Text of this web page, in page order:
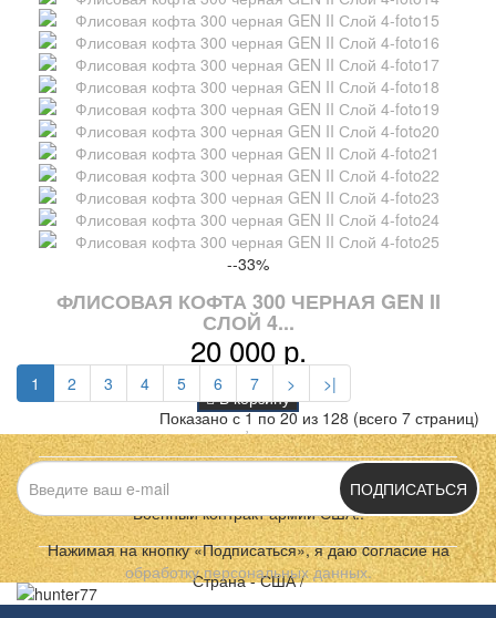
--33%
ФЛИСОВАЯ КОФТА 300 ЧЕРНАЯ GEN II
СЛОЙ 4...
20 000 р.
15 000 р.
В корзину
Флисовая кофта 300 из второй генерации Цвет черный.
Военный контракт армии США..
Страна - США /
1 2 3 4 5 6 7 >
>|
Показано с 1 по 20 из 128 (всего 7 страниц)
ПОДПИСАТЬСЯ
Нажимая на кнопку «Подписаться», я даю cогласие на
обработку персональных данных.